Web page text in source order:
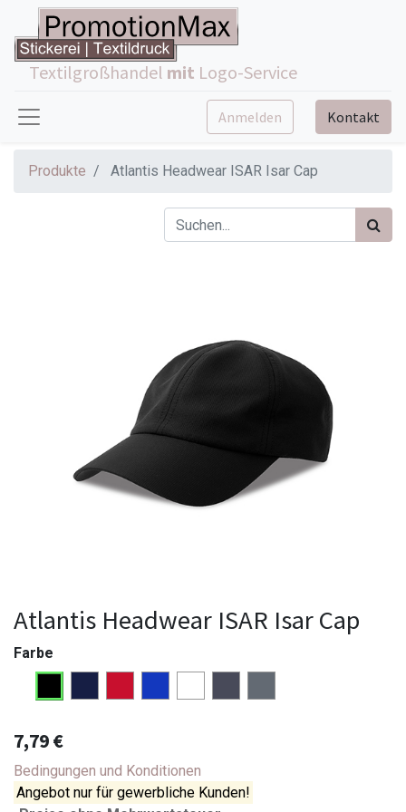
Textilgroßhandel mit Logo-Service
Anmelden Kontakt
Produkte Atlantis Headwear ISAR Isar Cap
Atlantis Headwear ISAR Isar Cap
Farbe
7,79€
Bedingungen und Konditionen
Angebot nur für gewerbliche Kunden!